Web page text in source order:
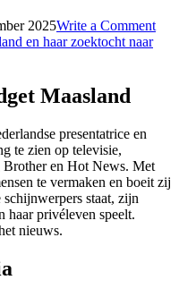
2025Write a Comment
en haar zoektocht naar
Maasland
presentatrice en
te zien op televisie,
Brother en Hot News. Met
te vermaken en boeit zij
staat, zijn
haar privéleven speelt.
nieuws.